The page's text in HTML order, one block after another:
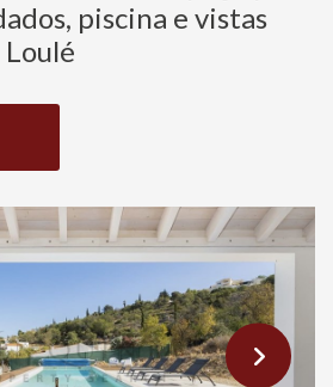
piscina e vistas
Loulé